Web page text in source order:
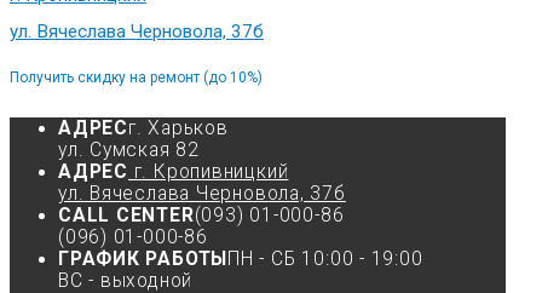
ул. Вячеслава Черновола, 37б
Получить скидку на ремонт (до 10%)
АДРЕСг. Харьков
ул. Сумская 82
АДРЕС г. Кропивницкий
ул. Вячеслава Черновола, 37б
CALL CENTER(093) 01-000-86
(096) 01-000-86
ГРАФИК РАБОТЫ ПН - СБ 10:00 - 19:00
ВС - выходной